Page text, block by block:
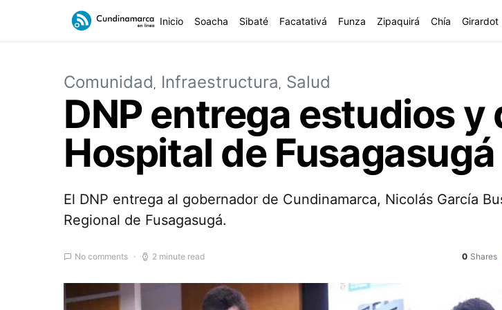
Inicio Soacha Sibaté Facatativá Funza Zipaquirá Chía Girardot
Comunidad Infraestructura Salud
DNP entrega estudios
Hospital de Fusagasugá
El DNP entrega al gobernador de Cundinamarca, Nicolás García
Regional de Fusagasugá.
No comments 2 minute read 0 Shares